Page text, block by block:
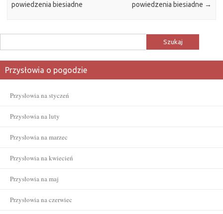
powiedzenia biesiadne
powiedzenia biesiadne →
Przysłowia o pogodzie
Przysłowia na styczeń
Przysłowia na luty
Przysłowia na marzec
Przysłowia na kwiecień
Przysłowia na maj
Przysłowia na czerwiec